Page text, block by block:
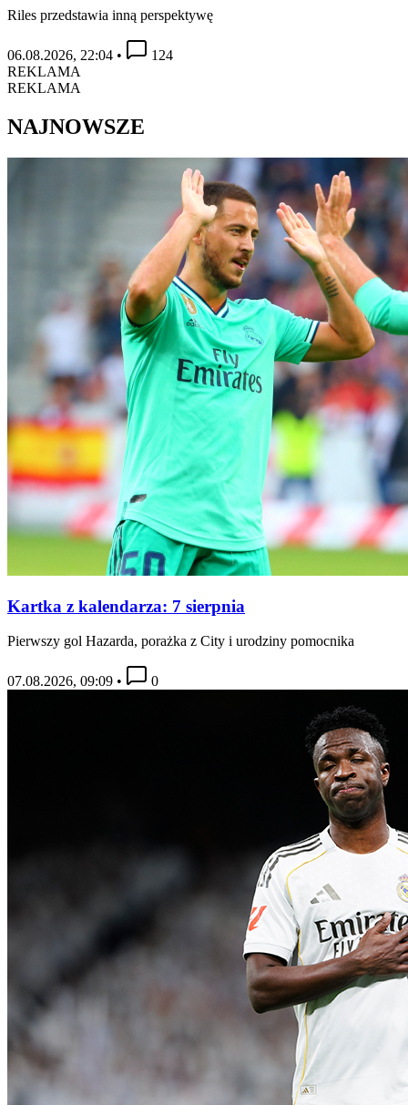
Riles przedstawia inną perspektywę
06.08.2026, 22:04 •
124
REKLAMA
REKLAMA
NAJNOWSZE
Kartka z kalendarza: 7 sierpnia
Pierwszy gol Hazarda, porażka z City i urodziny pomocnika
07.08.2026, 09:09 • 0